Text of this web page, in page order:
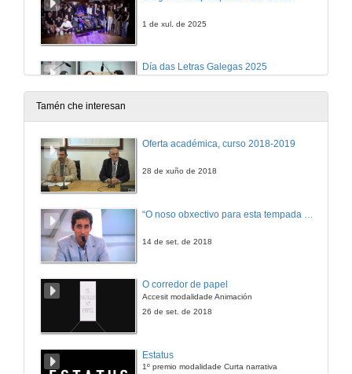
1 de xul. de 2025
Día das Letras Galegas 2025
15 de maio de 2025
¡CELEBRAMOS O X ANIVERSARIO!
Emprende, Avanza e Consolida
Tamén che interesan
Oferta académica, curso 2018-2019
28 de xuño de 2018
14 de set. de 2018
O corredor de papel
Accesit modalidade Animación
26 de set. de 2018
Estatus
1º premio modalidade Curta narrativa